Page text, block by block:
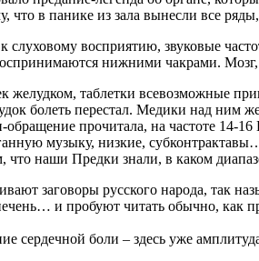
что в панике из зала вынесли все
слуховому восприятию, звуковые
нижними чакрами. Мозг,
желудком, таблетки всевозможные
болеть перестал. Медики над ним
прочитала, на частоте 14-
музыку, низкие,
что наши Предки знали, в каком
заговоры русского народа, так
и пробуют читать обычно, как
сердечной боли – здесь уже